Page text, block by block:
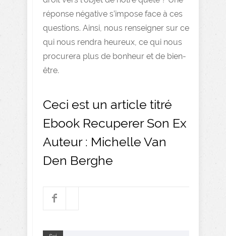
réponse négative s’impose face à ces
questions. Ainsi, nous renseigner sur ce
qui nous rendra heureux, ce qui nous
procurera plus de bonheur et de bien-
être.
Ceci est un article titré
Ebook Recuperer Son Ex
Auteur : Michelle Van
Den Berghe